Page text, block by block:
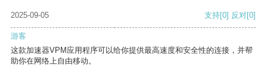
2025-09-05 支持[0] 反对[0]
游客
这款加速器VPM应用程序可以给你提供最高速度和安全性的连接，并帮
助你在网络上自由移动。